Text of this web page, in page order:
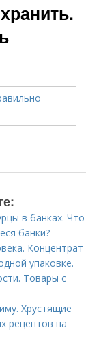
в банках. Что
банки?
Концентрат
упаковке.
Товары с
Хрустящие
рецептов на